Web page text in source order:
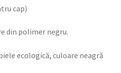
cap)
din polimer negru.
ecologică, culoare neagră